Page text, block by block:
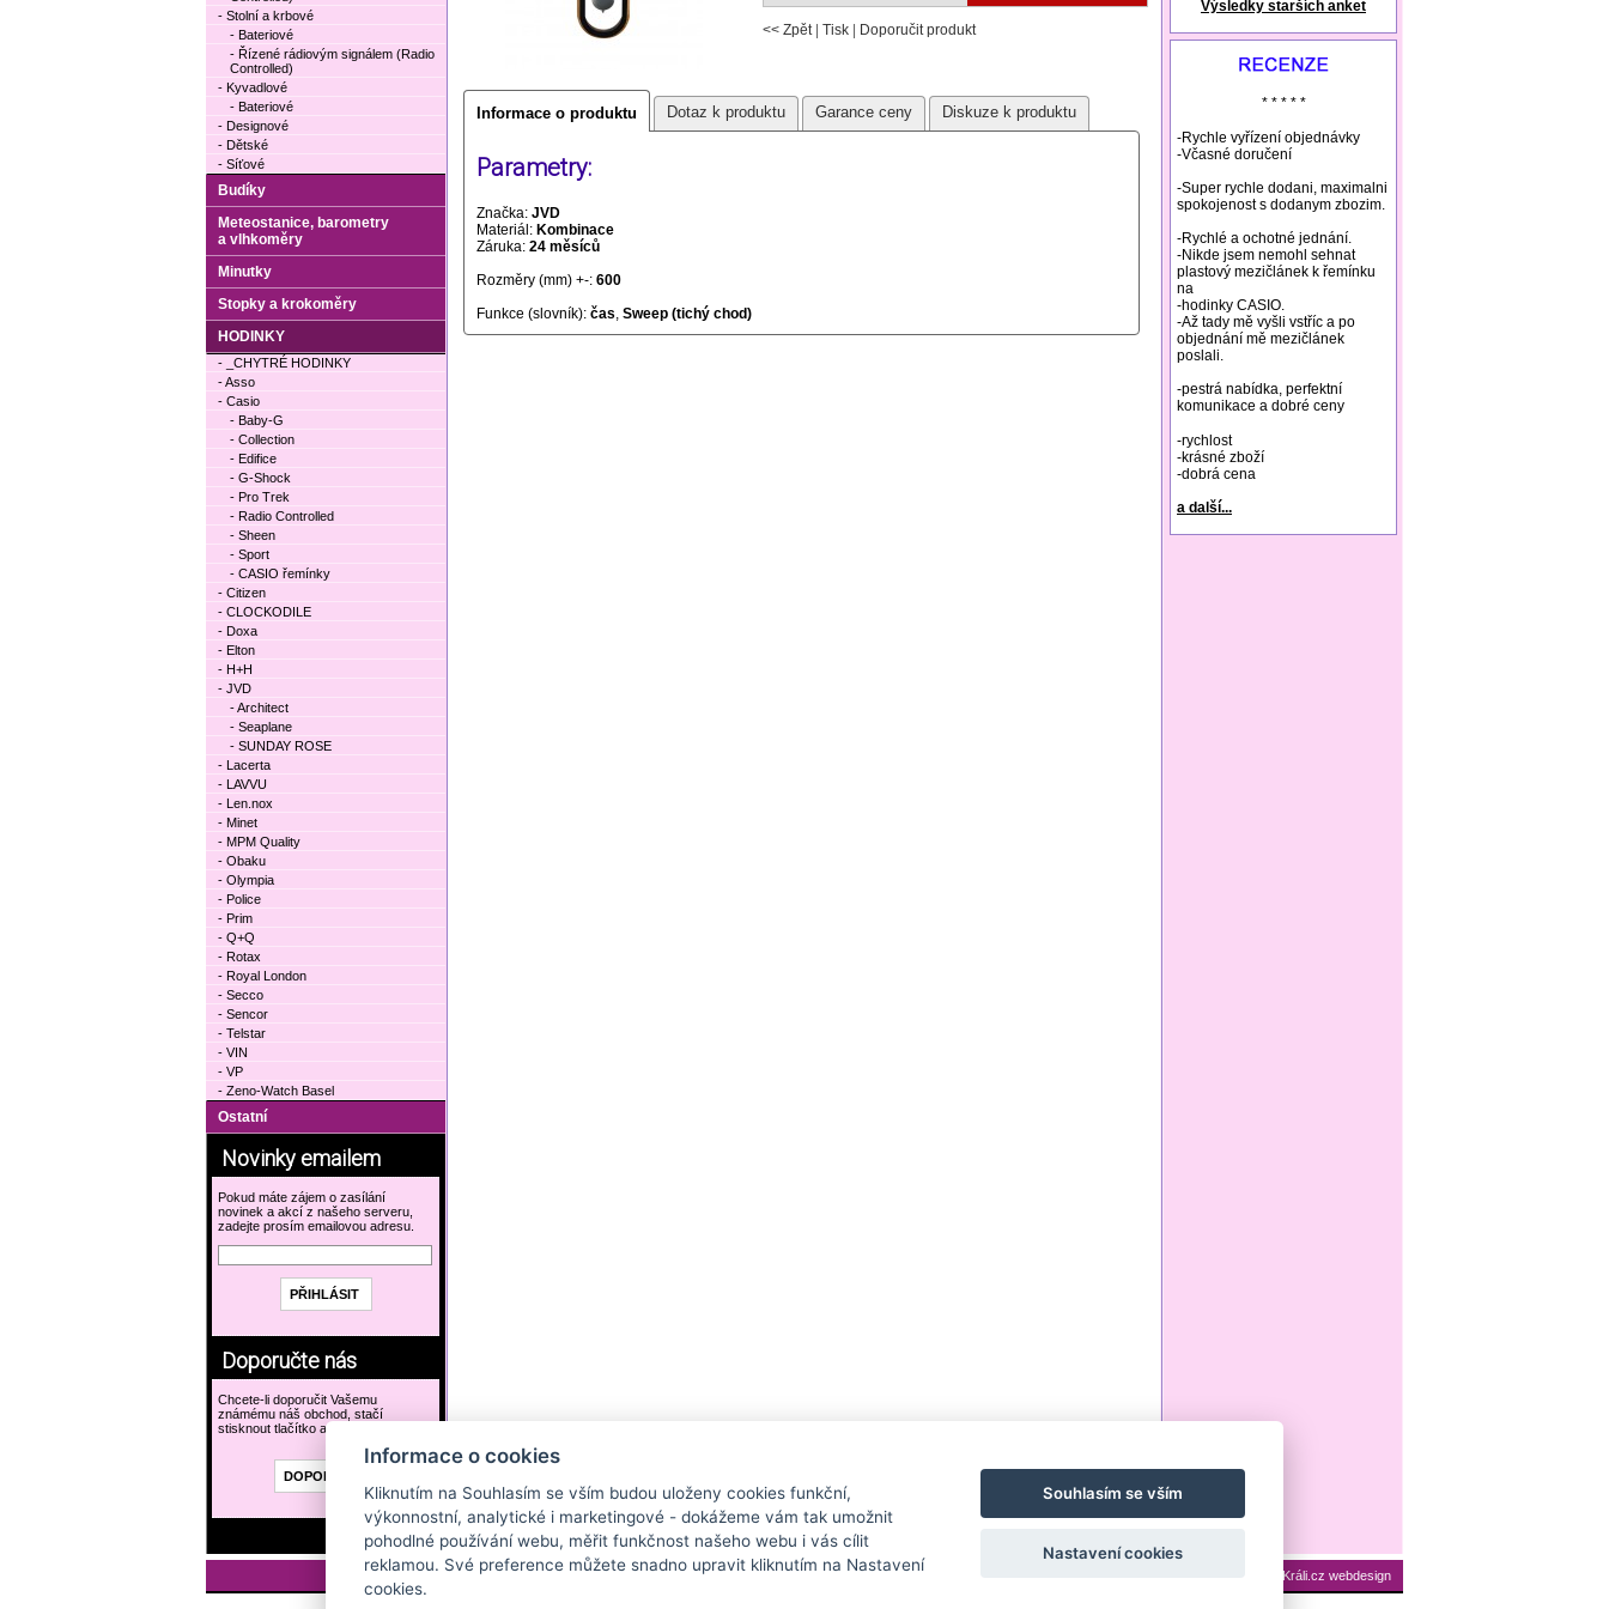
<< Zpět| Tisk Doporučit produkt
Informace o produktu Dotaz k produktu Garance ceny Diskuze k produktu
Parametry:
Značka: JVD
Materiál: Kombinace
Záruka: 24 měsíců
Rozměry (mm) +-: 600
Funkce (slovník): čas, Sweep (tichý chod)
natural remedies rosacea
Výsledky starších anket
* * * * *
-Rychle vyřízení objednávky
-Včasné doručení
-Super rychle dodani, maximalni
spokojenost s dodanym zbozim.
-Rychlé a ochotné jednání.
-Nikde jsem nemohl sehnat
plastový mezičlánek k řemínku
na
-hodinky CASIO.
-Až tady mě vyšli vstříc a po
objednání mě mezičlánek
poslali.
-pestrá nabídka, perfektní
komunikace a dobré ceny
-rychlost
-krásné zboží
-dobrá cena
a další...
- Stolní a krbové
- Bateriové
- Řízené rádiovým signálem (Radio
Controlled)
- Kyvadlové
- Bateriové
- Designové
- Dětské
- Síťové
Budíky
Meteostanice, barometry
a vlhkoměry
Minutky
Stopky a krokoměry
HODINKY
- _CHYTRÉ HODINKY
- Asso
- Casio
- Baby-G
- Collection
- Edifice
- G-Shock
- Pro Trek
- Radio Controlled
- Sheen
- Sport
- CASIO řemínky
- Citizen
- CLOCKODILE
- Doxa
- Elton
- H+H
- JVD
- Architect
- Seaplane
- SUNDAY ROSE
- Lacerta
- LAVVU
- Len.nox
- Minet
- MPM Quality
- Obaku
- Olympia
- Police
- Prim
- Q+Q
- Rotax
- Royal London
- Secco
- Sencor
- Telstar
- VIN
- VP
- Zeno-Watch Basel
Ostatní
Novinky emailem
Pokud máte zájem o zasílání
novinek a akcí z našeho serveru,
zadejte prosím emailovou adresu.
Doporučte nás
Chcete-li doporučit Vašemu
známému náš obchod, stačí
stisknout tlačítko a vyplnit formulář.
Ochrana osobních údajů Králi.cz webdesign
Informace o cookies
Kliknutím na Souhlasím se vším budou uloženy cookies funkční,
výkonnostní, analytické i marketingové - dokážeme vám tak umožnit
pohodlné používání webu, měřit funkčnost našeho webu i vás cílit
reklamou. Své preference můžete snadno upravit kliknutím na Nastavení
cookies.
Souhlasím se vším
Nastavení cookies